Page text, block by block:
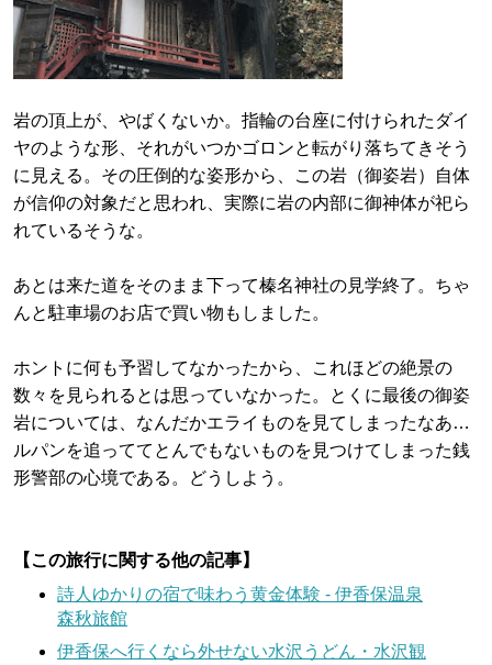
岩の頂上が、やばくないか。指輪の台座に付けられたダイ
ヤのような形、それがいつかゴロンと転がり落ちてきそう
に見える。その圧倒的な姿形から、この岩（御姿岩）自体
が信仰の対象だと思われ、実際に岩の内部に御神体が祀ら
れているそうな。
あとは来た道をそのまま下って榛名神社の見学終了。ちゃ
んと駐車場のお店で買い物もしました。
ホントに何も予習してなかったから、これほどの絶景の
数々を見られるとは思っていなかった。とくに最後の御姿
岩については、なんだかエライものを見てしまったなあ…
ルパンを追っててとんでもないものを見つけてしまった銭
形警部の心境である。どうしよう。
【この旅行に関する他の記事】
詩人ゆかりの宿で味わう黄金体験 - 伊香保温泉
森秋旅館
伊香保へ行くなら外せない水沢うどん・水沢観